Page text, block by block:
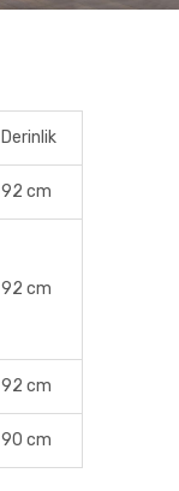
Derinlik
92 cm
92 cm
92 cm
90 cm